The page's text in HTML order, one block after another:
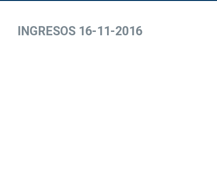
INGRESOS 16-11-2016